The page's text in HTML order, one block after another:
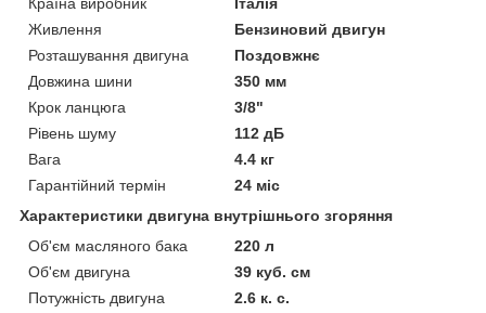
Живлення
Бензиновий двигун
Розташування двигуна
Поздовжнє
Довжина шини
350 мм
Крок ланцюга
3/8"
Рівень шуму
112 дБ
Вага
4.4 кг
Гарантійний термін
24 міс
Характеристики двигуна внутрішнього згоряння
Об'єм масляного бака
220 л
Об'єм двигуна
39 куб. см
Потужність двигуна
2.6 к. с.